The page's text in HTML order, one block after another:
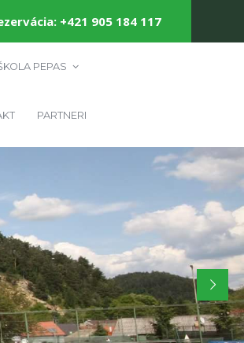
+421 905 184 117
PEPAS
PARTNERI